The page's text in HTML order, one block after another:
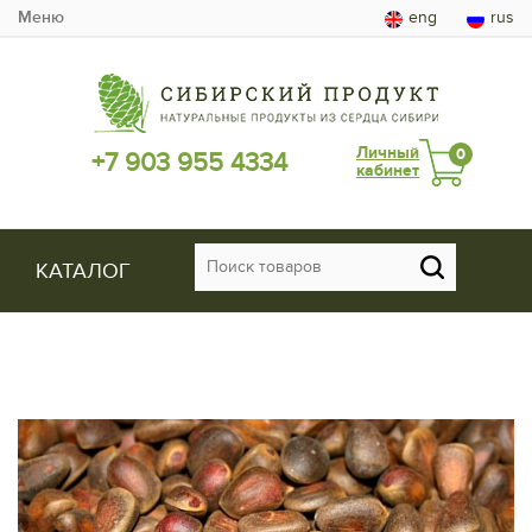
Меню eng rus
+7 903 955 4334
Личный
кабинет
0
КАТАЛОГ